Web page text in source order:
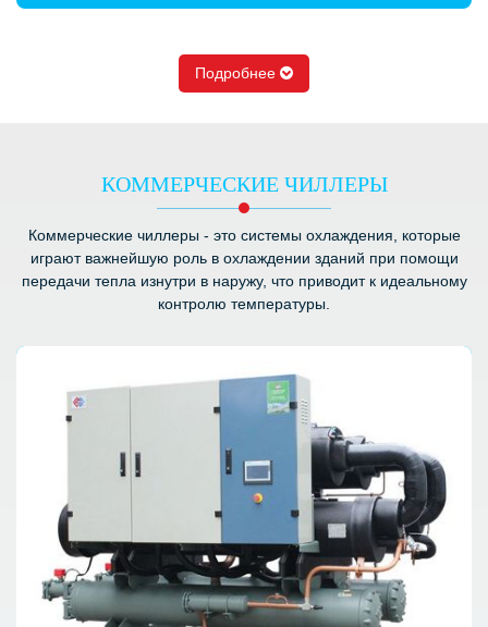
Подробнее
КОММЕРЧЕСКИЕ ЧИЛЛЕРЫ
Коммерческие чиллеры - это системы охлаждения, которые
играют важнейшую роль в охлаждении зданий при помощи
передачи тепла изнутри в наружу, что приводит к идеальному
контролю температуры.